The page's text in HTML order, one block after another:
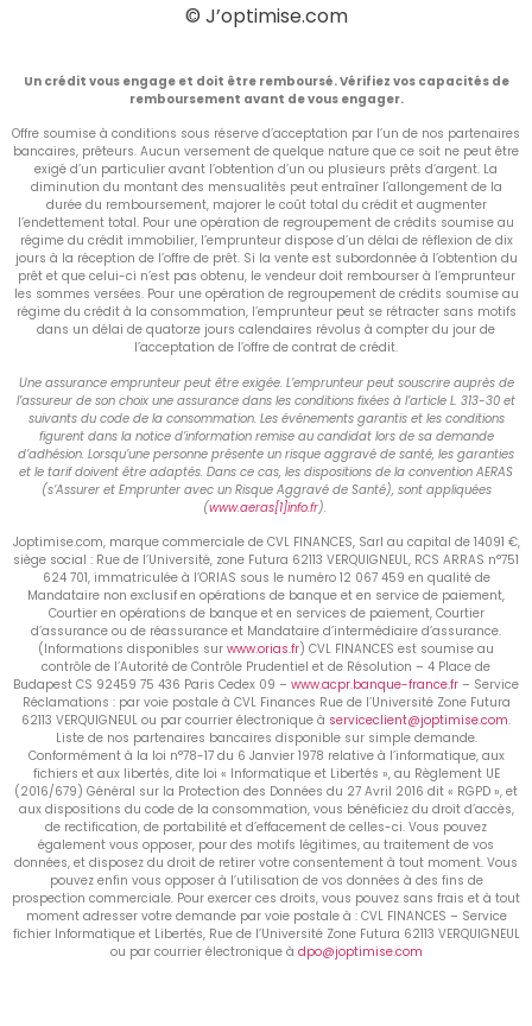
© J’optimise.com
Un crédit vous engage et doit être remboursé. Vérifiez vos capacités de
remboursement avant de vous engager.
Offre soumise à conditions sous réserve d’acceptation par l’un de nos partenaires
bancaires, prêteurs. Aucun versement de quelque nature que ce soit ne peut être
exigé d’un particulier avant l’obtention d’un ou plusieurs prêts d’argent. La
diminution du montant des mensualités peut entraîner l’allongement de la
durée du remboursement, majorer le coût total du crédit et augmenter
l’endettement total. Pour une opération de regroupement de crédits soumise au
régime du crédit immobilier, l’emprunteur dispose d’un délai de réflexion de dix
jours à la réception de l’offre de prêt. Si la vente est subordonnée à l’obtention du
prêt et que celui-ci n’est pas obtenu, le vendeur doit rembourser à l’emprunteur
les sommes versées. Pour une opération de regroupement de crédits soumise au
régime du crédit à la consommation, l’emprunteur peut se rétracter sans motifs
dans un délai de quatorze jours calendaires révolus à compter du jour de
l’acceptation de l’offre de contrat de crédit.
Une assurance emprunteur peut être exigée. L’emprunteur peut souscrire auprès de
l’assureur de son choix une assurance dans les conditions fixées à l’article L. 313-30 et
suivants du code de la consommation. Les événements garantis et les conditions
figurent dans la notice d’information remise au candidat lors de sa demande
d’adhésion. Lorsqu’une personne présente un risque aggravé de santé, les garanties
et le tarif doivent être adaptés. Dans ce cas, les dispositions de la convention AERAS
(s’Assurer et Emprunter avec un Risque Aggravé de Santé), sont appliquées
(www.aeras[1]info.fr).
Joptimise.com, marque commerciale de CVL FINANCES, Sarl au capital de 14091 €,
siège social : Rue de l’Université, zone Futura 62113 VERQUIGNEUL, RCS ARRAS n°751
624 701, immatriculée à l’ORIAS sous le numéro 12 067 459 en qualité de
Mandataire non exclusif en opérations de banque et en service de paiement,
Courtier en opérations de banque et en services de paiement, Courtier
d’assurance ou de réassurance et Mandataire d’intermédiaire d’assurance.
(Informations disponibles sur www.orias.fr) CVL FINANCES est soumise au
contrôle de l’Autorité de Contrôle Prudentiel et de Résolution – 4 Place de
Budapest CS 92459 75 436 Paris Cedex 09 – www.acpr.banque-france.fr – Service
Réclamations : par voie postale à CVL Finances Rue de l’Université Zone Futura
62113 VERQUIGNEUL ou par courrier électronique à serviceclient@joptimise.com.
Liste de nos partenaires bancaires disponible sur simple demande.
Conformément à la loi n°78-17 du 6 Janvier 1978 relative à l’informatique, aux
fichiers et aux libertés, dite loi « Informatique et Libertés », au Règlement UE
(2016/679) Général sur la Protection des Données du 27 Avril 2016 dit « RGPD », et
aux dispositions du code de la consommation, vous bénéficiez du droit d’accès,
de rectification, de portabilité et d’effacement de celles-ci. Vous pouvez
également vous opposer, pour des motifs légitimes, au traitement de vos
données, et disposez du droit de retirer votre consentement à tout moment. Vous
pouvez enfin vous opposer à l’utilisation de vos données à des fins de
prospection commerciale. Pour exercer ces droits, vous pouvez sans frais et à tout
moment adresser votre demande par voie postale à : CVL FINANCES – Service
fichier Informatique et Libertés, Rue de l’Université Zone Futura 62113 VERQUIGNEUL
ou par courrier électronique à dpo@joptimise.com